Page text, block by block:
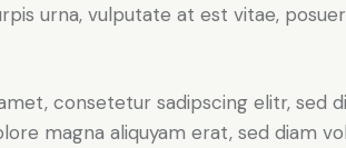
urna, vulputate at est vitae,
consetetur sadipscing elitr, sed
magna aliquyam erat, sed diam